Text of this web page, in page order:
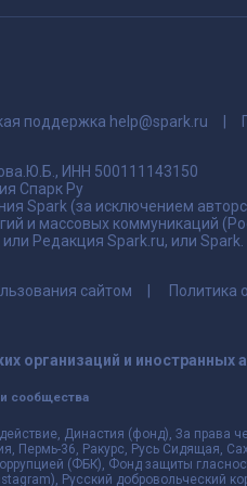
поддержка help@spark.ru
ИНН 500111143150
Спарк Ру
Spark (за исключением
и массовых коммуникаций
Редакция Spark.ru, или Spark.
сайтом Политика
организаций и иностранных
сообщества
Династия (фонд), За права
Пермь-36, Ракурс, Русь Сидящая,
(ФБК), Фонд защиты
Русский добровольческий